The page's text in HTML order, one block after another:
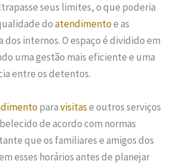
seus limites, o que poderia
doatendimentoe as
dos internos. O espaço é dividido em
uma gestão mais eficiente e uma
entre os detentos.
paravisitase outros serviços
de acordo com normas
que os familiares e amigos dos
esses horários antes de planejar